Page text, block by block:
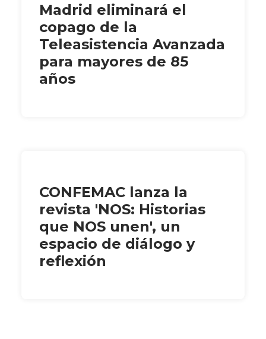
Madrid eliminará el
copago de la
Teleasistencia Avanzada
para mayores de 85
años
CONFEMAC lanza la
revista 'NOS: Historias
que NOS unen', un
espacio de diálogo y
reflexión